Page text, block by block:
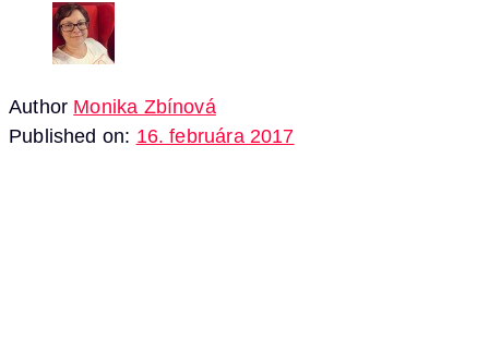
Author Monika Zbínová
Published on: 16. februára 2017